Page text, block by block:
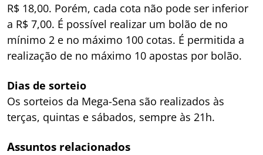
R$ 18,00. Porém, cada cota não pode ser inferior
a R$ 7,00. É possível realizar um bolão de no
mínimo 2 e no máximo 100 cotas. É permitida a
realização de no máximo 10 apostas por bolão.
Dias de sorteio
Os sorteios da Mega-Sena são realizados às
terças, quintas e sábados, sempre às 21h.
Assuntos relacionados